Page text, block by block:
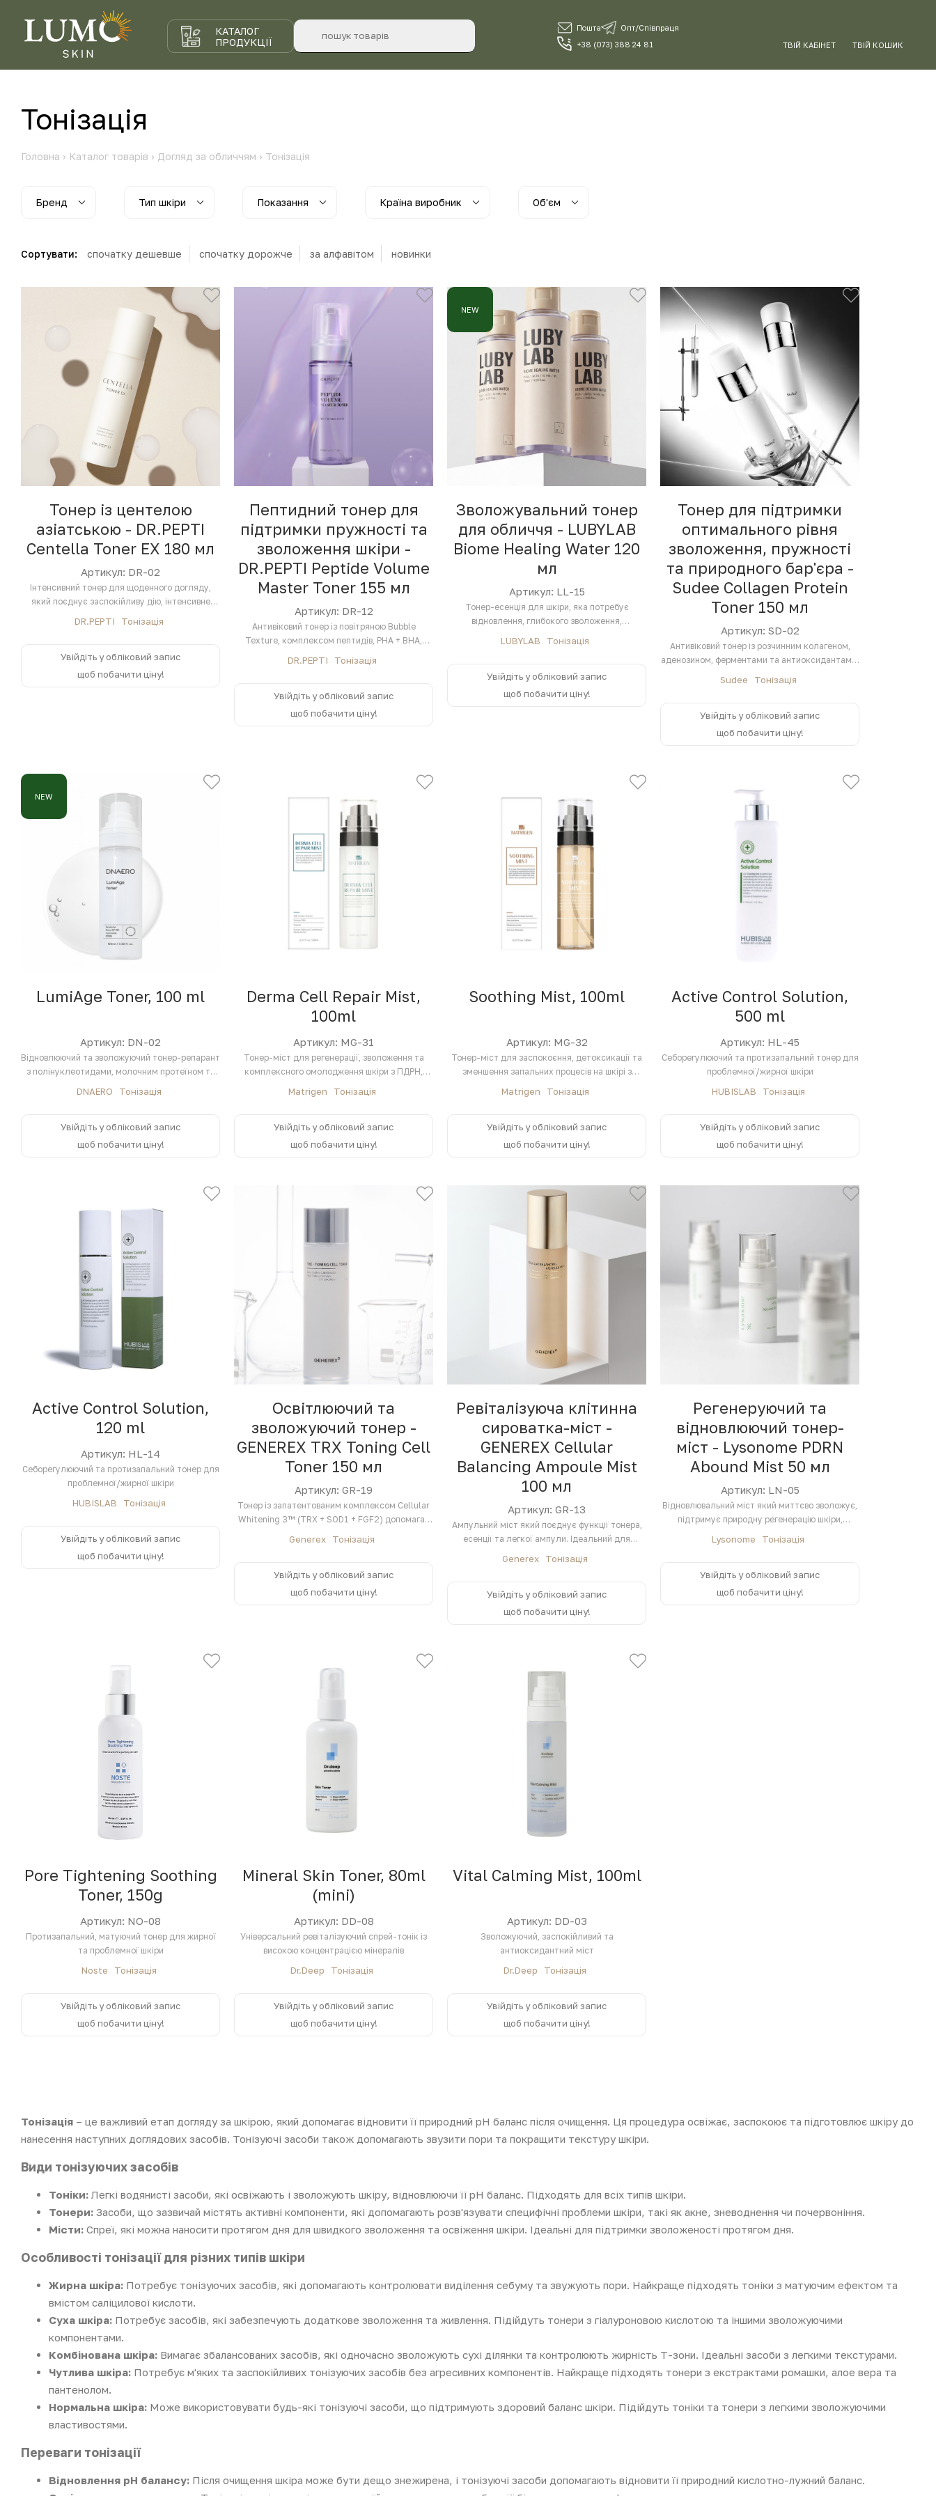
КАТАЛОГ
ПРОДУКЦІЇ
Пошта
Опт/Співпраця
+38 (073) 388 24 81
ТВІЙ КАБІНЕТ ТВІЙ КОШИК
Тонізація
Головна › Каталог товарів › Догляд за обличчям › Тонізація
Бренд Тип шкіри Показання Країна виробник Об'єм
Сортувати: спочатку дешевше спочатку дорожче за алфавiтом новинки
Тонер із центелою
азіатською - DR.PEPTI
Centella Toner EX 180 мл
Артикул: DR-02
Інтенсивний тонер для щоденного догляду,
який поєднує заспокійливу дію, інтенсивне
DR.PEPTI Тонізація
Увійдіть у обліковий запис
щоб побачити ціну!
Пептидний тонер для
підтримки пружності та
зволоження шкіри -
DR.PEPTI Peptide Volume
Master Toner 155 мл
Артикул: DR-12
Антивіковий тонер із повітряною Bubble
Texture, комплексом пептидів, PHA + BHA,
DR.PEPTI Тонізація
Увійдіть у обліковий запис
щоб побачити ціну!
Зволожувальний тонер
для обличчя - LUBYLAB
Biome Healing Water 120
мл
Артикул: LL-15
Тонер-есенція для шкіри, яка потребує
відновлення, глибокого зволоження,
LUBYLAB Тонізація
Увійдіть у обліковий запис
щоб побачити ціну!
Тонер для підтримки
оптимального рівня
зволоження, пружності
та природного бар'єра -
Sudee Collagen Protein
Toner 150 мл
Артикул: SD-02
Антивіковий тонер із розчинним колагеном,
аденозином, ферментами та антиоксидантами,
Sudee Тонізація
Увійдіть у обліковий запис
щоб побачити ціну!
LumiAge Toner, 100 ml
Артикул: DN-02
Відновлюючий та зволожуючий тонер-репарант
з полінуклеотидами, молочним протеїном та
DNAERO Тонізація
Увійдіть у обліковий запис
щоб побачити ціну!
Derma Cell Repair Mist,
100ml
Артикул: MG-31
Тонер-міст для регенерації, зволоження та
комплексного омолодження шкіри з ПДРН,
Matrigen Тонізація
Увійдіть у обліковий запис
щоб побачити ціну!
Soothing Mist, 100ml
Артикул: MG-32
Тонер-міст для заспокоєння, детоксикації та
зменшення запальних процесів на шкірі з
Matrigen Тонізація
Увійдіть у обліковий запис
щоб побачити ціну!
Active Control Solution,
500 ml
Артикул: HL-45
Себорегулюючий та протизапальний тонер для
проблемної/жирної шкіри
HUBISLAB Тонізація
Увійдіть у обліковий запис
щоб побачити ціну!
Active Control Solution,
120 ml
Артикул: HL-14
Себорегулюючий та протизапальний тонер для
проблемної/жирної шкіри
HUBISLAB Тонізація
Увійдіть у обліковий запис
щоб побачити ціну!
Освітлюючий та
зволожуючий тонер -
GENEREX TRX Toning Cell
Toner 150 мл
Артикул: GR-19
Тонер із запатентованим комплексом Cellular
Whitening 3™ (TRX + SOD1 + FGF2) допомагає
Generex Тонізація
Увійдіть у обліковий запис
щоб побачити ціну!
Ревіталізуюча клітинна
сироватка-міст -
GENEREX Cellular
Balancing Ampoule Mist
100 мл
Артикул: GR-13
Ампульний міст який поєднує функції тонера,
есенції та легкої ампули. Ідеальний для
Generex Тонізація
Увійдіть у обліковий запис
щоб побачити ціну!
Регенеруючий та
відновлюючий тонер-
міст - Lysonome PDRN
Abound Mist 50 мл
Артикул: LN-05
Відновлювальний міст який миттєво зволожує,
підтримує природну регенерацію шкіри,
Lysonome Тонізація
Увійдіть у обліковий запис
щоб побачити ціну!
Pore Tightening Soothing
Toner, 150g
Артикул: NO-08
Протизапальний, матуючий тонер для жирної
та проблемної шкіри
Noste Тонізація
Увійдіть у обліковий запис
щоб побачити ціну!
Mineral Skin Toner, 80ml
(mini)
Артикул: DD-08
Універсальний ревіталізуючий спрей-тонік із
високою концентрацією мінералів
Dr.Deep Тонізація
Увійдіть у обліковий запис
щоб побачити ціну!
Vital Calming Mist, 100ml
Артикул: DD-03
Зволожуючий, заспокійливий та
антиоксидантний міст
Dr.Deep Тонізація
Увійдіть у обліковий запис
щоб побачити ціну!
Тонізація – це важливий етап догляду за шкірою, який допомагає відновити її природний pH баланс після очищення. Ця процедура освіжає, заспокоює та підготовлює шкіру до
нанесення наступних доглядових засобів. Тонізуючі засоби також допомагають звузити пори та покращити текстуру шкіри.
Види тонізуючих засобів
Тоніки: Легкі водянисті засоби, які освіжають і зволожують шкіру, відновлюючи її pH баланс. Підходять для всіх типів шкіри.
Тонери: Засоби, що зазвичай містять активні компоненти, які допомагають розв'язувати специфічні проблеми шкіри, такі як акне, зневоднення чи почервоніння.
Місти: Спреї, які можна наносити протягом дня для швидкого зволоження та освіження шкіри. Ідеальні для підтримки зволоженості протягом дня.
Особливості тонізації для різних типів шкіри
Жирна шкіра: Потребує тонізуючих засобів, які допомагають контролювати виділення себуму та звужують пори. Найкраще підходять тоніки з матуючим ефектом та
вмістом саліцилової кислоти.
Суха шкіра: Потребує засобів, які забезпечують додаткове зволоження та живлення. Підійдуть тонери з гіалуроновою кислотою та іншими зволожуючими
компонентами.
Комбінована шкіра: Вимагає збалансованих засобів, які одночасно зволожують сухі ділянки та контролюють жирність Т-зони. Ідеальні засоби з легкими текстурами.
Чутлива шкіра: Потребує м'яких та заспокійливих тонізуючих засобів без агресивних компонентів. Найкраще підходять тонери з екстрактами ромашки, алое вера та
пантенолом.
Нормальна шкіра: Може використовувати будь-які тонізуючі засоби, що підтримують здоровий баланс шкіри. Підійдуть тоніки та тонери з легкими зволожуючими
властивостями.
Переваги тонізації
Відновлення pH балансу: Після очищення шкіра може бути дещо знежирена, і тонізуючі засоби допомагають відновити її природний кислотно-лужний баланс.